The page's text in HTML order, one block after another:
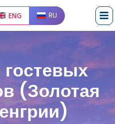
ENG RU
(Золотая